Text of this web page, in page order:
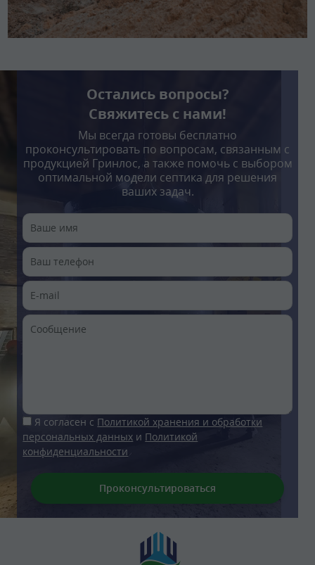
Остались вопросы?
Свяжитесь с нами!
Мы всегда готовы бесплатно
проконсультировать по вопросам, связанным с
продукцией Гринлос, а также помочь с выбором
оптимальной модели септика для решения
ваших задач.
Я согласен с Политикой хранения и обработки
персональных данных и Политикой
конфиденциальности